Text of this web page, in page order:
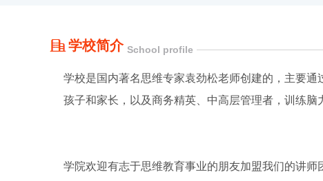
学校简介 School profile
学校是国内著名思维专家袁劲松老师创建的，主要
孩子和家长，以及商务精英、中高层管理者，训练脑
学院欢迎有志于思维教育事业的朋友加盟我们的讲